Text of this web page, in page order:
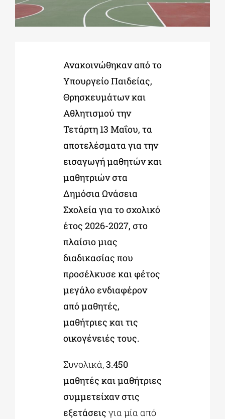
ΕΚΠΑΙΔΕΥΤΙΚΑ ΙΔΡΥΜΑΤΑ
ΠΟΛΙΤΙΣΤΙΚΟΙ ΦΟΡΕΙΣ
Ανακοινώθηκαν από το
Υπουργείο Παιδείας,
Θρησκευμάτων και
Αθλητισμού την
Τετάρτη 13 Μαΐου, τα
αποτελέσματα για την
εισαγωγή μαθητών και
μαθητριών στα
Δημόσια Ωνάσεια
Σχολεία για το σχολικό
έτος 2026-2027, στο
πλαίσιο μιας
διαδικασίας που
προσέλκυσε και φέτος
μεγάλο ενδιαφέρον
από μαθητές,
μαθήτριες και τις
οικογένειές τους.
Συνολικά,3.450
μαθητές και μαθήτριες
συμμετείχαν στις
εξετάσεις για μία από